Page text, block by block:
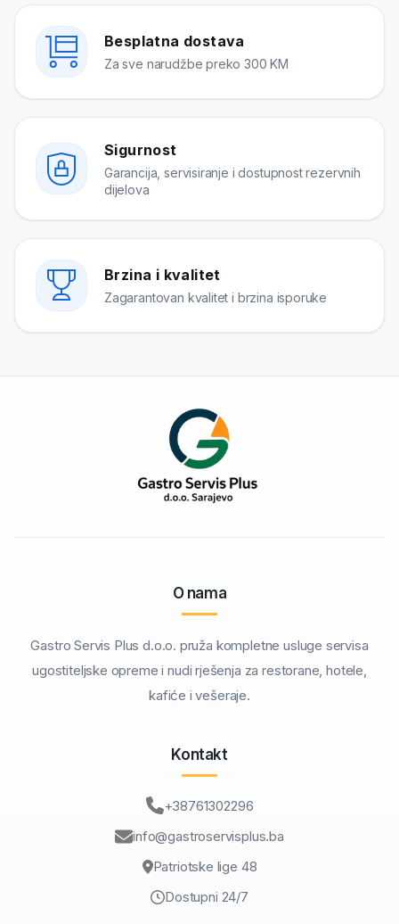
Besplatna dostava
Za sve narudžbe preko 300 KM
Sigurnost
Garancija, servisiranje i dostupnost rezervnih
dijelova
Brzina i kvalitet
Zagarantovan kvalitet i brzina isporuke
O nama
Gastro Servis Plus d.o.o. pruža kompletne usluge servisa
ugostiteljske opreme i nudi rješenja za restorane, hotele,
kafiće i vešeraje.
Kontakt
+38761302296
info@gastroservisplus.ba
Patriotske lige 48
Dostupni 24/7